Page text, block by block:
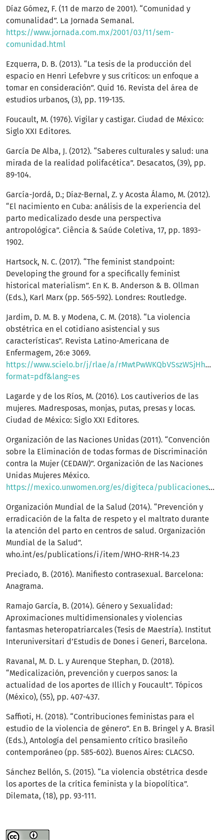
Díaz Gómez, F. (11 de marzo de 2001). “Comunidad y
comunalidad”. La Jornada Semanal.
https://www.jornada.com.mx/2001/03/11/sem-
comunidad.html
Ezquerra, D. B. (2013). “La tesis de la producción del
espacio en Henri Lefebvre y sus críticos: un enfoque a
tomar en consideración”. Quid 16. Revista del área de
estudios urbanos, (3), pp. 119-135.
Foucault, M. (1976). Vigilar y castigar. Ciudad de México:
Siglo XXI Editores.
García De Alba, J. (2012). “Saberes culturales y salud: una
mirada de la realidad polifacética”. Desacatos, (39), pp.
89-104.
García-Jordá, D.; Díaz-Bernal, Z. y Acosta Álamo, M. (2012).
“El nacimiento en Cuba: análisis de la experiencia del
parto medicalizado desde una perspectiva
antropológica”. Ciência & Saúde Coletiva, 17, pp. 1893-
1902.
Hartsock, N. C. (2017). “The feminist standpoint:
Developing the ground for a specifically feminist
historical materialism”. En K. B. Anderson & B. Ollman
(Eds.), Karl Marx (pp. 565-592). Londres: Routledge.
Jardim, D. M. B. y Modena, C. M. (2018). “La violencia
obstétrica en el cotidiano asistencial y sus
características”. Revista Latino-Americana de
Enfermagem, 26:e 3069.
https://www.scielo.br/j/rlae/a/
format=pdf&lang=es
Lagarde y de los Ríos, M. (2016). Los cautiverios de las
mujeres. Madresposas, monjas, putas, presas y locas.
Ciudad de México: Siglo XXI Editores.
Organización de las Naciones Unidas (2011). “Convención
sobre la Eliminación de todas formas de Discriminación
contra la Mujer (CEDAW)”. Organización de las Naciones
Unidas Mujeres México.
https://mexico.unwomen.org/es/digiteca/publicaciones/2011/12/cedaw
Organización Mundial de la Salud (2014). “Prevención y
erradicación de la falta de respeto y el maltrato durante
la atención del parto en centros de salud. Organización
Mundial de la Salud”.
who.int/es/publications/i/item/WHO-RHR-14.23
Preciado, B. (2016). Manifiesto contrasexual. Barcelona:
Anagrama.
Ramajo García, B. (2014). Género y Sexualidad:
Aproximaciones multidimensionales y violencias
fantasmas heteropatriarcales (Tesis de Maestría). Institut
Interuniversitari d’Estudis de Dones i Generi, Barcelona.
Ravanal, M. D. L. y Aurenque Stephan, D. (2018).
“Medicalización, prevención y cuerpos sanos: la
actualidad de los aportes de Illich y Foucault”. Tópicos
(México), (55), pp. 407-437.
Saffioti, H. (2018). “Contribuciones feministas para el
estudio de la violencia de género”. En B. Bringel y A. Brasil
(Eds.), Antología del pensamiento crítico brasileño
contemporáneo (pp. 585-602). Buenos Aires: CLACSO.
Sánchez Bellón, S. (2015). “La violencia obstétrica desde
los aportes de la crítica feminista y la biopolítica”.
Dilemata, (18), pp. 93-111.